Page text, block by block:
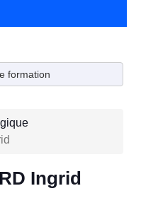
formation
Ingrid